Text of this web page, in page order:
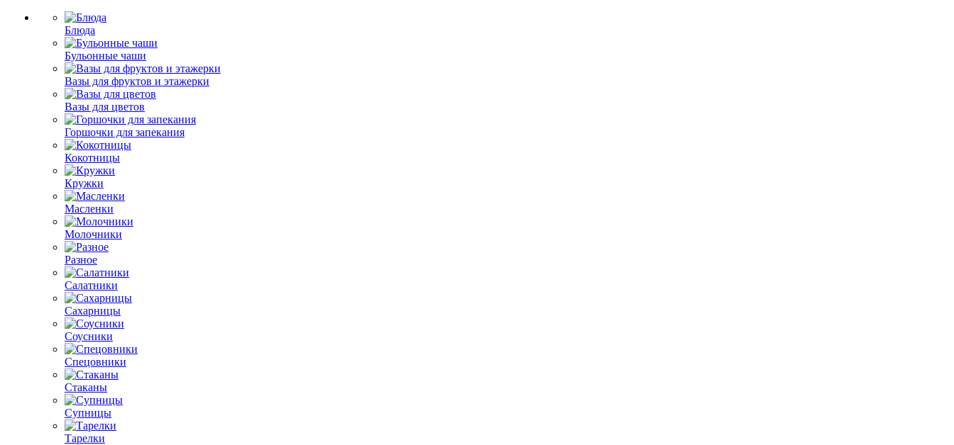
Блюда
Бульонные чаши
Вазы для фруктов и этажерки
Вазы для цветов
Горшочки для запекания
Кокотницы
Кружки
Масленки
Молочники
Разное
Салатники
Сахарницы
Соусники
Спецовники
Стаканы
Супницы
Тарелки